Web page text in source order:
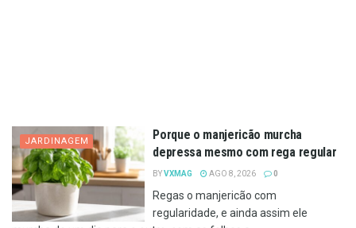
JARDINAGEM
Porque o manjericão murcha
depressa mesmo com rega regular
BYVXMAG AGO 8, 2026 0
Regas o manjericão com
regularidade, e ainda assim ele